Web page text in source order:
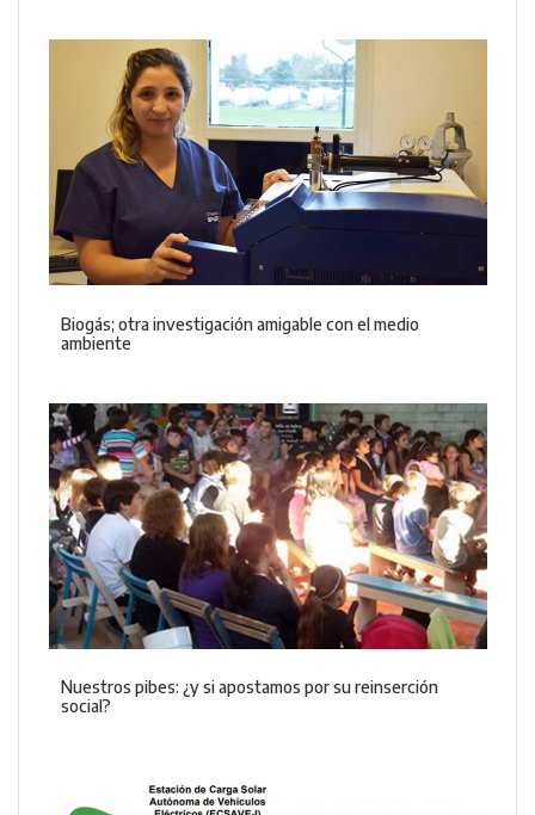
Biogás; otra investigación amigable con el medio
ambiente
Nuestros pibes: ¿y si apostamos por su reinserción
social?